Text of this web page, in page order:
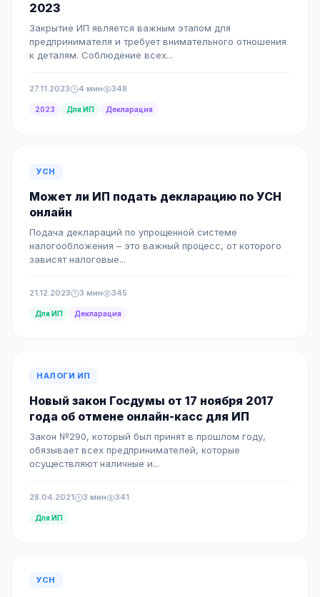
2023
Закрытие ИП является важным этапом для
предпринимателя и требует внимательного отношения
к деталям. Соблюдение всех...
27.11.2023 4 мин 348
2023 Для ИП Декларация
УСН
Может ли ИП подать декларацию по УСН
онлайн
Подача деклараций по упрощенной системе
налогообложения – это важный процесс, от которого
зависят налоговые...
21.12.2023 3 мин 345
Для ИП Декларация
НАЛОГИ ИП
Новый закон Госдумы от 17 ноября 2017
года об отмене онлайн-касс для ИП
Закон №290, который был принят в прошлом году,
обязывает всех предпринимателей, которые
осуществляют наличные и...
28.04.2021 3 мин 341
Для ИП
УСН